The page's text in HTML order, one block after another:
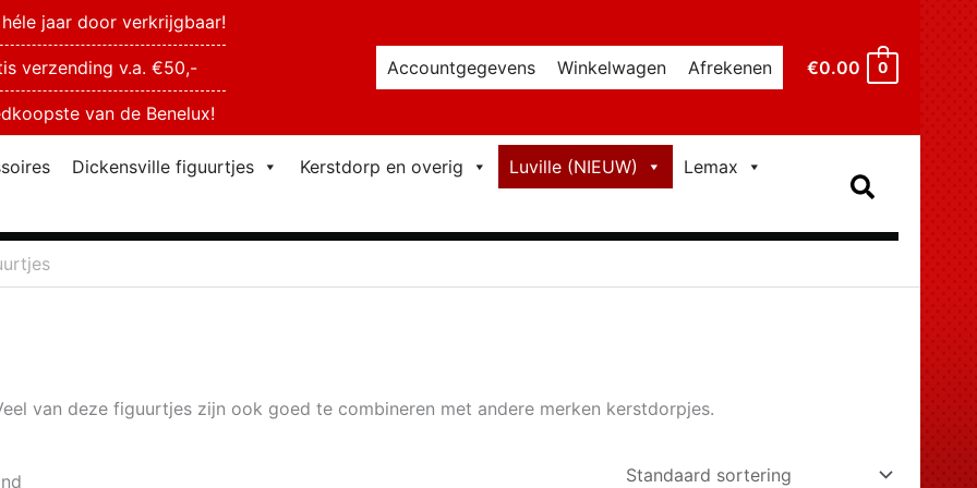
jaar door verkrijgbaar!
verzending v.a. €50,-
van de Benelux!
Accountgegevens Winkelwagen Afrekenen €0.00 0
Dickensville figuurtjes Kerstdorp en overig Luville (NIEUW)
Lemax
Zoeken
van deze figuurtjes zijn ook goed te combineren met andere merken kerstdorpjes.